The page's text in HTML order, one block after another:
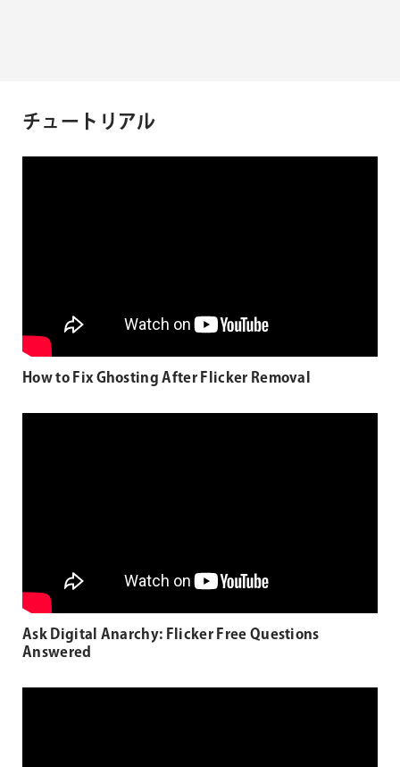
チュートリアル
How to Fix Ghosting After Flicker Removal
Ask Digital Anarchy: Flicker Free Questions
Answered